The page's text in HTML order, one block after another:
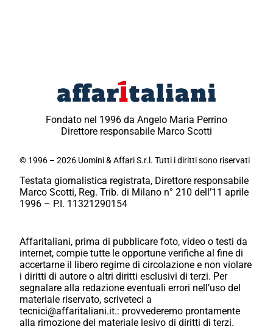
Fondato nel 1996 da Angelo Maria Perrino
Direttore responsabile Marco Scotti
© 1996 – 2026 Uomini & Affari S.r.l. Tutti i diritti sono riservati
Testata giornalistica registrata, Direttore responsabile
Marco Scotti, Reg. Trib. di Milano n° 210 dell’11 aprile
1996 – P.I. 11321290154
Affaritaliani, prima di pubblicare foto, video o testi da
internet, compie tutte le opportune verifiche al fine di
accertarne il libero regime di circolazione e non violare
i diritti di autore o altri diritti esclusivi di terzi. Per
segnalare alla redazione eventuali errori nell’uso del
materiale riservato, scriveteci a
tecnici@affaritaliani.it.: provvederemo prontamente
alla rimozione del materiale lesivo di diritti di terzi.